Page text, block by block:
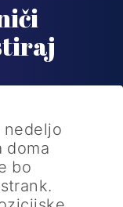
nedeljo
doma
bo